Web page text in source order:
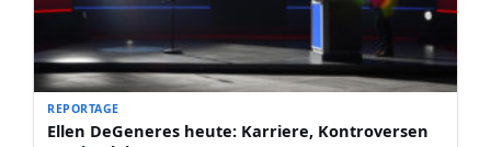
REPORTAGE
Ellen DeGeneres heute: Karriere, Kontroversen